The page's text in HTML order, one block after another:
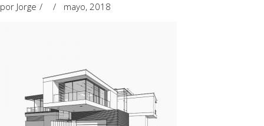
por Jorge mayo, 2018